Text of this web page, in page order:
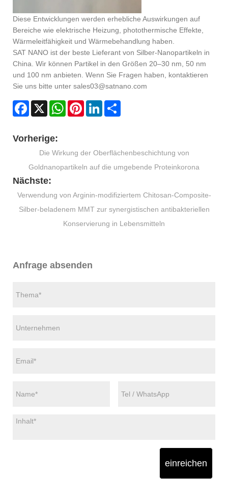
Diese Entwicklungen werden erhebliche Auswirkungen auf
Bereiche wie elektrische Heizung, photothermische Effekte,
Wärmeleitfähigkeit und Wärmebehandlung haben.
SAT NANO ist der beste Lieferant von Silber-Nanopartikeln in
China. Wir können Partikel in den Größen 20–30 nm, 50 nm
und 100 nm anbieten. Wenn Sie Fragen haben, kontaktieren
Sie uns bitte unter sales03@satnano.com
Facebook
X WhatsAppPinterestLinkedIn
Vorherige:
Die Wirkung der Oberflächenbeschichtung von
Goldnanopartikeln auf die umgebende Proteinkorona
Nächste:
Verwendung von Arginin-modifiziertem Chitosan-Composite-
Silber-beladenem MMT zur synergistischen antibakteriellen
Konservierung in Lebensmitteln
Anfrage absenden
einreichen